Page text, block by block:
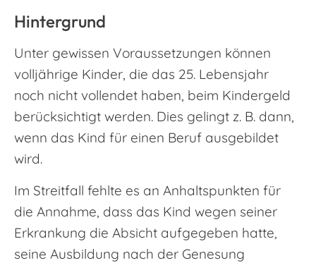
Hintergrund
Unter gewissen Voraussetzungen können
volljährige Kinder, die das 25. Lebensjahr
noch nicht vollendet haben, beim Kindergeld
berücksichtigt werden. Dies gelingt z. B. dann,
wenn das Kind für einen Beruf ausgebildet
wird.
Im Streitfall fehlte es an Anhaltspunkten für
die Annahme, dass das Kind wegen seiner
Erkrankung die Absicht aufgegeben hatte,
seine Ausbildung nach der Genesung